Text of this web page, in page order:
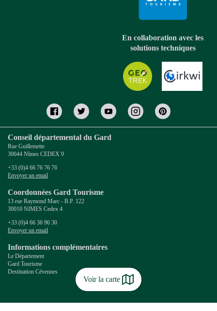
Voir la carte
En collaboration avec les
solutions techniques
Conseil départemental du Gard
Rue Guillemette
30044 Nîmes CEDEX 9
+33 (0)4 66 76 76 76
Envoyer un email
Coordonnées Gard Tourisme
13 rue Raymond Marc - B.P. 122
30010 NIMES Cedex 4
+33 (0)4 66 36 96 30
Envoyer un email
Informations complémentaires
Le Département
Gard Tourisme
Destination Cévennes